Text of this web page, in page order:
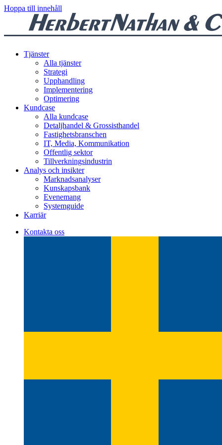
Hoppa till innehåll
Tjänster
Alla tjänster
Strategi
Upphandling
Implementering
Optimering
Kundcase
Alla kundcase
Detaljhandel & Grossisthandel
Fastighetsbranschen
IT, Media, Kommunikation
Offentlig sektor
Tillverkningsindustrin
Analys och insikter
Marknadsanalyser
Kunskapsbank
Evenemang
Systemguide
Karriär
Kontakta oss